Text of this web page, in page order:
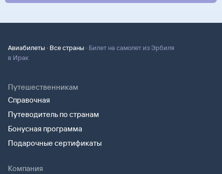
Авиабилеты · Все страны · Билет на самолет из Эрбиля
в Ирак
Путешественникам
Справочная
Путеводитель по странам
Бонусная программа
Подарочные сертификаты
Компания